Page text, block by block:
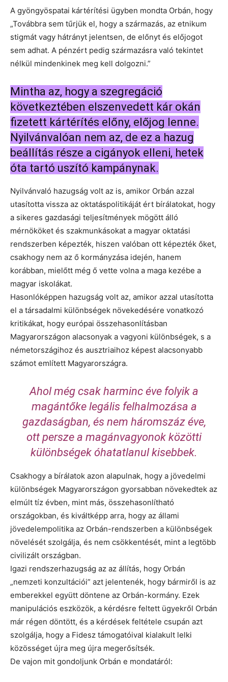
A gyöngyöspatai kártérítési ügyben mondta Orbán, hogy
„Továbbra sem tűrjük el, hogy a származás, az etnikum
stigmát vagy hátrányt jelentsen, de előnyt és előjogot
sem adhat. A pénzért pedig származásra való tekintet
nélkül mindenkinek meg kell dolgozni.”
Mintha az, hogy a szegregáció
következtében elszenvedett kár okán
fizetett kártérítés előny, előjog lenne.
Nyilvánvalóan nem az, de ez a hazug
beállítás része a cigányok elleni, hetek
óta tartó uszító kampánynak.
Nyilvánvaló hazugság volt az is, amikor Orbán azzal
utasította vissza az oktatáspolitikáját ért bírálatokat, hogy
a sikeres gazdasági teljesítmények mögött álló
mérnököket és szakmunkásokat a magyar oktatási
rendszerben képezték, hiszen valóban ott képezték őket,
csakhogy nem az ő kormányzása idején, hanem
korábban, mielőtt még ő vette volna a maga kezébe a
magyar iskolákat.
Hasonlóképpen hazugság volt az, amikor azzal utasította
el a társadalmi különbségek növekedésére vonatkozó
kritikákat, hogy európai összehasonlításban
Magyarországon alacsonyak a vagyoni különbségek, s a
németországihoz és ausztriaihoz képest alacsonyabb
számot említett Magyarországra.
Ahol még csak harminc éve folyik a
magántőke legális felhalmozása a
gazdaságban, és nem háromszáz éve,
ott persze a magánvagyonok közötti
különbségek óhatatlanul kisebbek.
Csakhogy a bírálatok azon alapulnak, hogy a jövedelmi
különbségek Magyarországon gyorsabban növekedtek az
elmúlt tíz évben, mint más, összehasonlítható
országokban, és kiváltképp arra, hogy az állami
jövedelempolitika az Orbán-rendszerben a különbségek
növelését szolgálja, és nem csökkentését, mint a legtöbb
civilizált országban.
Igazi rendszerhazugság az az állítás, hogy Orbán
„nemzeti konzultációi” azt jelentenék, hogy bármiről is az
emberekkel együtt döntene az Orbán-kormány. Ezek
manipulációs eszközök, a kérdésre feltett ügyekről Orbán
már régen döntött, és a kérdések feltétele csupán azt
szolgálja, hogy a Fidesz támogatóival kialakult lelki
közösséget újra meg újra megerősítsék.
De vajon mit gondoljunk Orbán e mondatáról: